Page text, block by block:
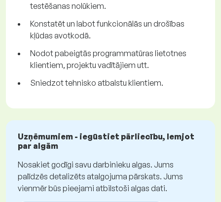
testēšanas nolūkiem.
Konstatēt un labot funkcionālās un drošības
kļūdas avotkodā.
Nodot pabeigtās programmatūras lietotnes
klientiem, projektu vadītājiem utt.
Sniedzot tehnisko atbalstu klientiem.
Uzņēmumiem - iegūstiet pārliecību, lemjot
par algām
Nosakiet godīgi savu darbinieku algas. Jums
palīdzēs detalizēts atalgojuma pārskats. Jums
vienmēr būs pieejami atbilstoši algas dati.